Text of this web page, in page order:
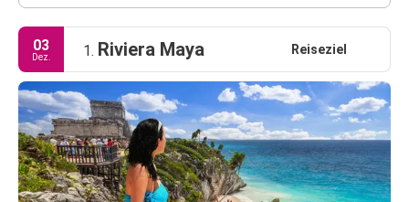
03
Dez. 1. Riviera Maya Reiseziel